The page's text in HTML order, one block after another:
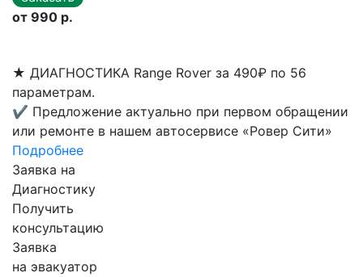
от 990 р.
★ ДИАГНОСТИКА Range Rover за 490₽ по 56
параметрам.
✔ Предложение актуально при первом обращении
или ремонте в нашем автосервисе «Ровер Сити»
Подробнее
Заявка на
Диагностику
Получить
консультацию
Заявка
на эвакуатор